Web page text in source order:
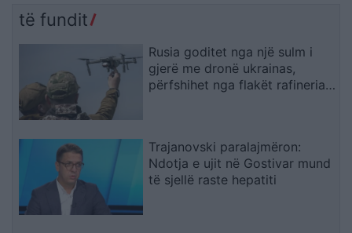
Trump për NATO-n dhe
të fundit
Rusia goditet nga një sulm i
gjerë me dronë ukrainas,
përfshihet nga flakët rafineria
Trajanovski paralajmëron:
Ndotja e ujit në Gostivar mund
të sjellë raste hepatiti